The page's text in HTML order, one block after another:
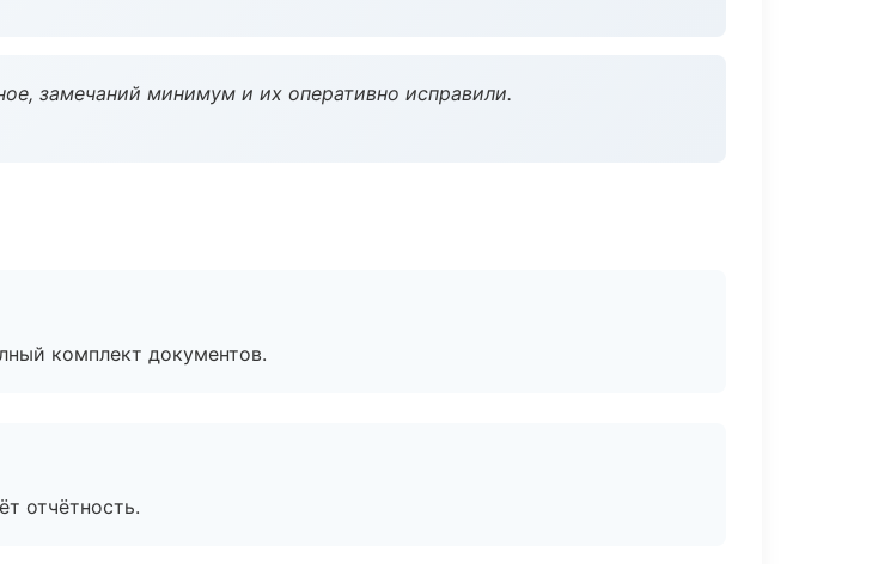
замечаний минимум и их оперативно исправили.
комплект документов.
отчётность.